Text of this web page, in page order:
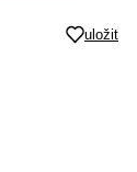
uložit